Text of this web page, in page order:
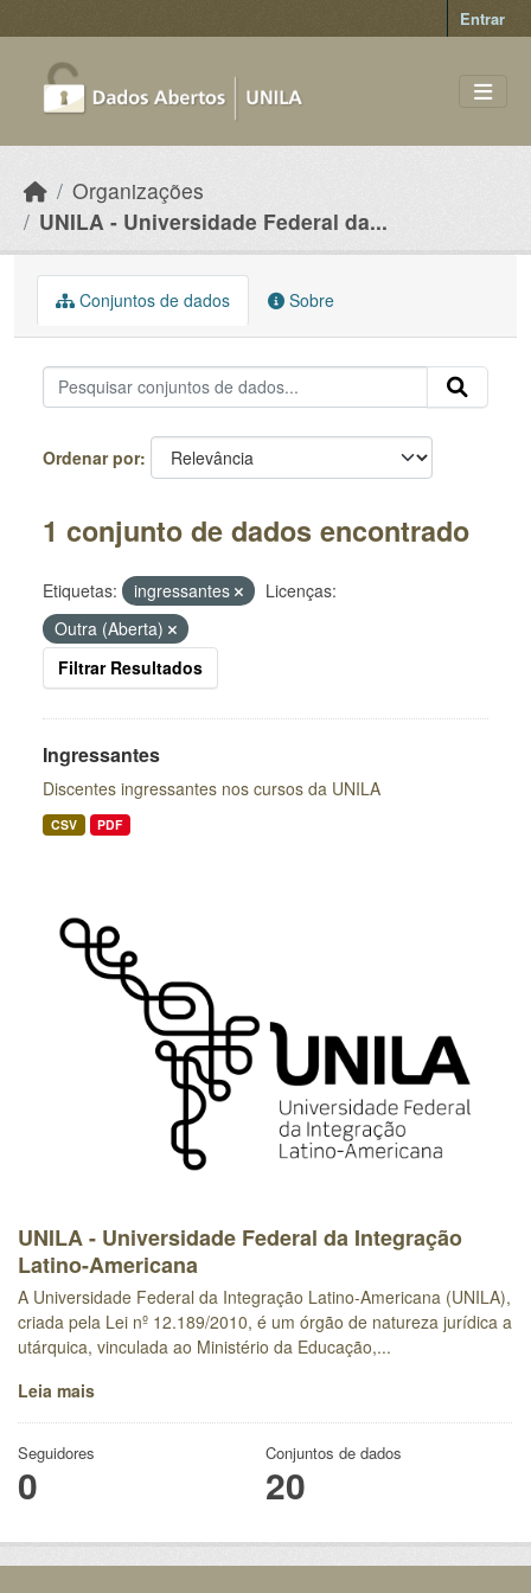
Entrar
Organizações
UNILA - Universidade Federal da...
UNILA - Universidade Federal da Integração
Latino-Americana
A Universidade Federal da Integração Latino-Americana (UNILA),
criada pela Lei nº 12.189/2010, é um órgão de natureza jurídica a
utárquica, vinculada ao Ministério da Educação,...
Leia mais
Seguidores
0
Conjuntos de dados
20
Conjuntos de dados Sobre
Ordenar por
1 conjunto de dados encontrado
Etiquetas: ingressantes
Licenças:
Outra (Aberta)
Filtrar Resultados
Ingressantes
Discentes ingressantes nos cursos da UNILA
CSV PDF